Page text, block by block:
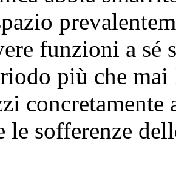
funzioni a
più che
concretamente
le sofferenze